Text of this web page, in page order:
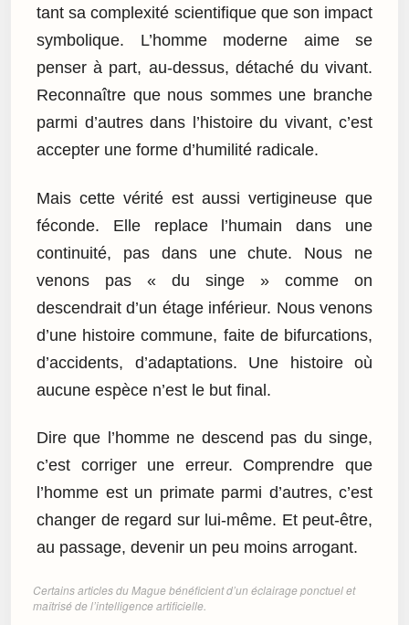
tant sa complexité scientifique que son impact
symbolique. L’homme moderne aime se
penser à part, au-dessus, détaché du vivant.
Reconnaître que nous sommes une branche
parmi d’autres dans l’histoire du vivant, c’est
accepter une forme d’humilité radicale.
Mais cette vérité est aussi vertigineuse que
féconde. Elle replace l’humain dans une
continuité, pas dans une chute. Nous ne
venons pas « du singe » comme on
descendrait d’un étage inférieur. Nous venons
d’une histoire commune, faite de bifurcations,
d’accidents, d’adaptations. Une histoire où
aucune espèce n’est le but final.
Dire que l’homme ne descend pas du singe,
c’est corriger une erreur. Comprendre que
l’homme est un primate parmi d’autres, c’est
changer de regard sur lui-même. Et peut-être,
au passage, devenir un peu moins arrogant.
Certains articles du Mague bénéficient d’un éclairage ponctuel et
maîtrisé de l’intelligence artificielle.